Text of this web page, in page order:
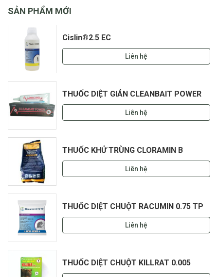
SẢN PHẨM MỚI
Cislin®2.5 EC
Liên hệ
THUỐC DIỆT GIÁN CLEANBAIT POWER
Liên hệ
THUỐC KHỬ TRÙNG CLORAMIN B
Liên hệ
THUỐC DIỆT CHUỘT RACUMIN 0.75 TP
Liên hệ
THUỐC DIỆT CHUỘT KILLRAT 0.005